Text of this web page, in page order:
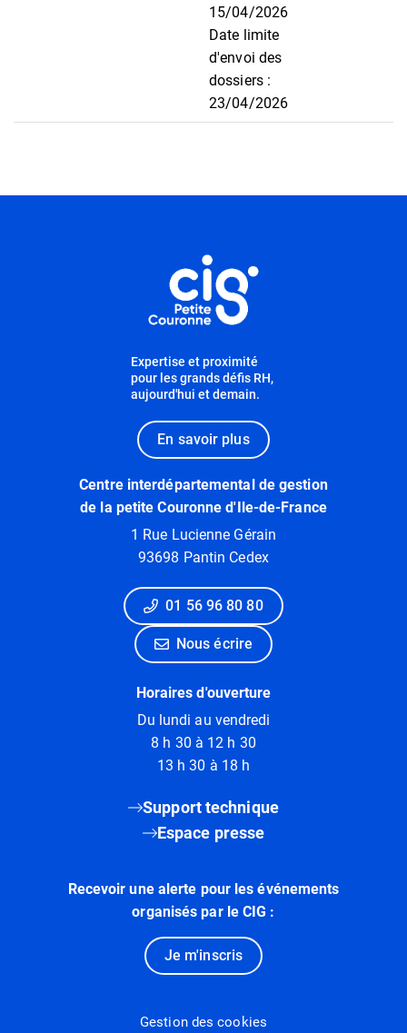
15/04/2026
Date limite
d'envoi des
dossiers :
23/04/2026
Expertise et proximité
pour les grands défis RH,
aujourd'hui et demain.
En savoir plus
Centre interdépartemental de gestion
de la petite Couronne d'Ile-de-France
1 Rue Lucienne Gérain
93698 Pantin Cedex
01 56 96 80 80
Nous écrire
Horaires d'ouverture
Du lundi au vendredi
8 h 30 à 12 h 30
13 h 30 à 18 h
Support technique
Espace presse
Recevoir une alerte pour les événements
organisés par le CIG :
Je m'inscris
Gestion des cookies